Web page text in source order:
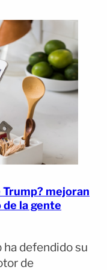
mejoran
la gente
ha defendido su
de